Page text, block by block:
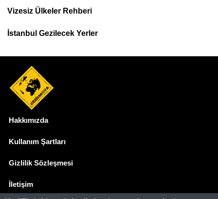
Menu
Vizesiz Ülkeler Rehberi
İstanbul Gezilecek Yerler
Hakkımızda
Kullanım Şartları
Gizlilik Sözleşmesi
İletişim